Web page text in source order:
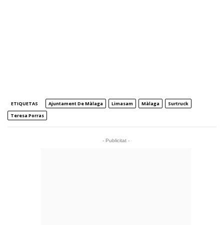
ETIQUETAS Ajuntament De Màlaga Limasam Màlaga
Surtruck
Teresa Porras
- Publicitat -